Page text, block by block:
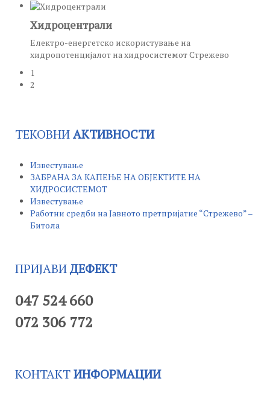
Хидроцентрали
Електро-енергетско искористување на
хидропотенцијалот на хидросистемот Стрежево
1
2
ТЕКОВНИАКТИВНОСТИ
Известување
ЗАБРАНА ЗА КАПЕЊЕ НА ОБЈЕКТИТЕ НА
ХИДРОСИСТЕМОТ
Известување
Работни средби на Јавното претпријатие “Стрежево” –
Битола
ПРИЈАВИДЕФЕКТ
047 524 660
072 306 772
КОНТАКТИНФОРМАЦИИ